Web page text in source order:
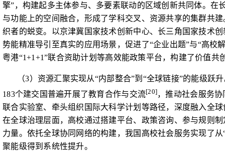
擎”，构建起多主体参与、多要素联动的区域创新共同体。
与功能上的空间融合，形成了学科交叉、资源共享的集群共
织者的蜕变。以京津冀国家技术创新中心、长三角国家技术
势能精准导引至真实的应用场景，促进了“企业出题”与“高校
粤港“1+1+1”联合资助计划等高效能政策平台，构建了价值
（3）资源汇聚实现从“内部整合”到“全球链接”的能级跃
183个建交国普遍开展了教育合作与交流[20]，推动社会服务
联合实验室、牵头组织国际大科学计划等路径，深度融入全
在全球治理层面，高校通过搭建平台、政策咨询、参与规则
力量。依托全球协同网络的构建，我国高校社会服务实现了
聚能级得到系统性提升。